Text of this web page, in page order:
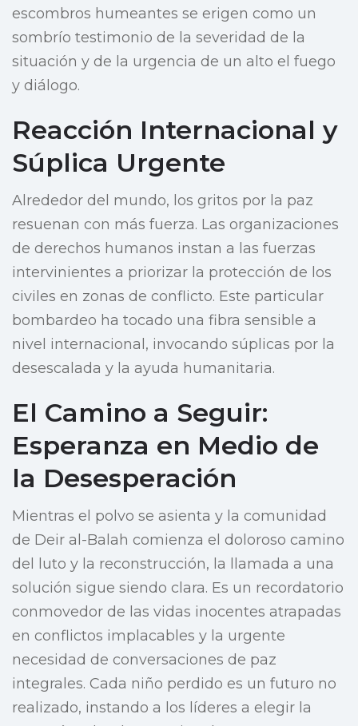
escombros humeantes se erigen como un
sombrío testimonio de la severidad de la
situación y de la urgencia de un alto el fuego
y diálogo.
Reacción Internacional y
Súplica Urgente
Alrededor del mundo, los gritos por la paz
resuenan con más fuerza. Las organizaciones
de derechos humanos instan a las fuerzas
intervinientes a priorizar la protección de los
civiles en zonas de conflicto. Este particular
bombardeo ha tocado una fibra sensible a
nivel internacional, invocando súplicas por la
desescalada y la ayuda humanitaria.
El Camino a Seguir:
Esperanza en Medio de
la Desesperación
Mientras el polvo se asienta y la comunidad
de Deir al-Balah comienza el doloroso camino
del luto y la reconstrucción, la llamada a una
solución sigue siendo clara. Es un recordatorio
conmovedor de las vidas inocentes atrapadas
en conflictos implacables y la urgente
necesidad de conversaciones de paz
integrales. Cada niño perdido es un futuro no
realizado, instando a los líderes a elegir la